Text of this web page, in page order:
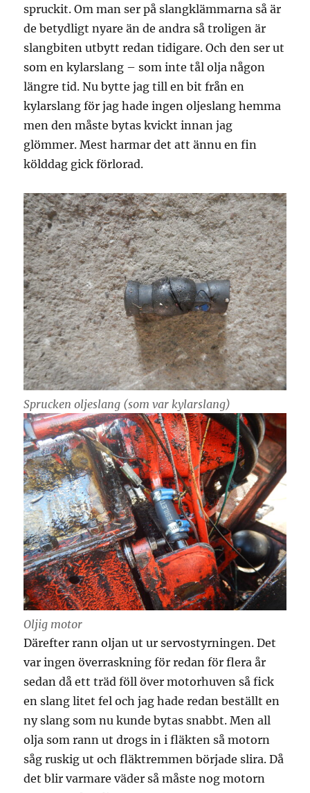
spruckit. Om man ser på slangklämmarna så är
de betydligt nyare än de andra så troligen är
slangbiten utbytt redan tidigare. Och den ser ut
som en kylarslang – som inte tål olja någon
längre tid. Nu bytte jag till en bit från en
kylarslang för jag hade ingen oljeslang hemma
men den måste bytas kvickt innan jag
glömmer. Mest harmar det att ännu en fin
kölddag gick förlorad.
Sprucken oljeslang (som var kylarslang)
Oljig motor
Därefter rann oljan ut ur servostyrningen. Det
var ingen överraskning för redan för flera år
sedan då ett träd föll över motorhuven så fick
en slang litet fel och jag hade redan beställt en
ny slang som nu kunde bytas snabbt. Men all
olja som rann ut drogs in i fläkten så motorn
såg ruskig ut och fläktremmen började slira. Då
det blir varmare väder så måste nog motorn